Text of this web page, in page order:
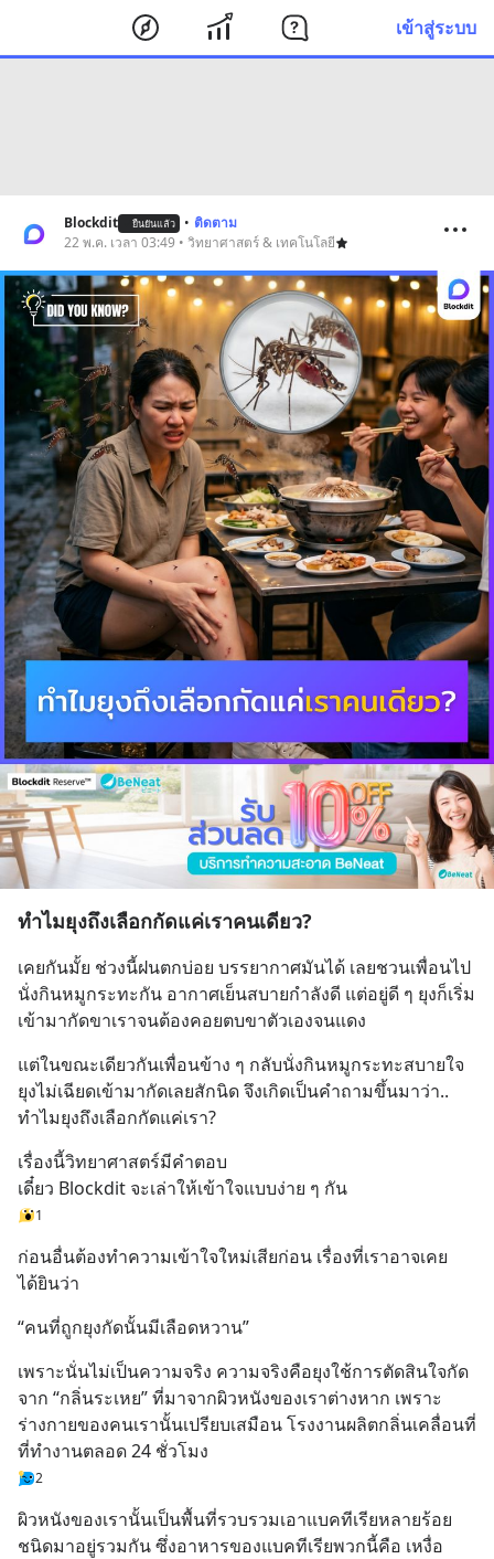
เข้าสู่ระบบ
Blockdit ยืนยันแล้ว • ติดตาม
22 พ.ค. เวลา 03:49 • วิทยาศาสตร์ & เทคโนโลยี
ทำไมยุงถึงเลือกกัดแค่เราคนเดียว?
เคยกันมั้ย ช่วงนี้ฝนตกบ่อย บรรยากาศมันได้ เลยชวนเพื่อนไป
นั่งกินหมูกระทะกัน อากาศเย็นสบายกำลังดี แต่อยู่ดี ๆ ยุงก็เริ่ม
เข้ามากัดขาเราจนต้องคอยตบขาตัวเองจนแดง
แต่ในขณะเดียวกันเพื่อนข้าง ๆ กลับนั่งกินหมูกระทะสบายใจ
ยุงไม่เฉียดเข้ามากัดเลยสักนิด จึงเกิดเป็นคำถามขึ้นมาว่า..
ทำไมยุงถึงเลือกกัดแค่เรา?
เรื่องนี้วิทยาศาสตร์มีคำตอบ
เดี๋ยว Blockdit จะเล่าให้เข้าใจแบบง่าย ๆ กัน
1
ก่อนอื่นต้องทำความเข้าใจใหม่เสียก่อน เรื่องที่เราอาจเคย
ได้ยินว่า
“คนที่ถูกยุงกัดนั้นมีเลือดหวาน”
เพราะนั่นไม่เป็นความจริง ความจริงคือยุงใช้การตัดสินใจกัด
จาก “กลิ่นระเหย” ที่มาจากผิวหนังของเราต่างหาก เพราะ
ร่างกายของคนเรานั้นเปรียบเสมือน โรงงานผลิตกลิ่นเคลื่อนที่
ที่ทำงานตลอด 24 ชั่วโมง
2
ผิวหนังของเรานั้นเป็นพื้นที่รวบรวมเอาแบคทีเรียหลายร้อย
ชนิดมาอยู่รวมกัน ซึ่งอาหารของแบคทีเรียพวกนี้คือ เหงื่อ